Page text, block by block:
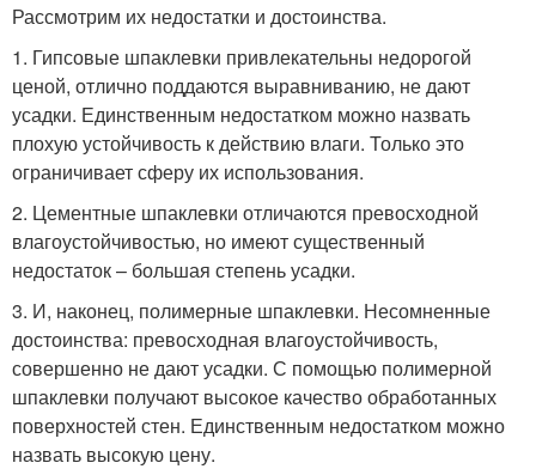
Рассмотрим их недостатки и достоинства.
1. Гипсовые шпаклевки привлекательны недорогой
ценой, отлично поддаются выравниванию, не дают
усадки. Единственным недостатком можно назвать
плохую устойчивость к действию влаги. Только это
ограничивает сферу их использования.
2. Цементные шпаклевки отличаются превосходной
влагоустойчивостью, но имеют существенный
недостаток – большая степень усадки.
3. И, наконец, полимерные шпаклевки. Несомненные
достоинства: превосходная влагоустойчивость,
совершенно не дают усадки. С помощью полимерной
шпаклевки получают высокое качество обработанных
поверхностей стен. Единственным недостатком можно
назвать высокую цену.